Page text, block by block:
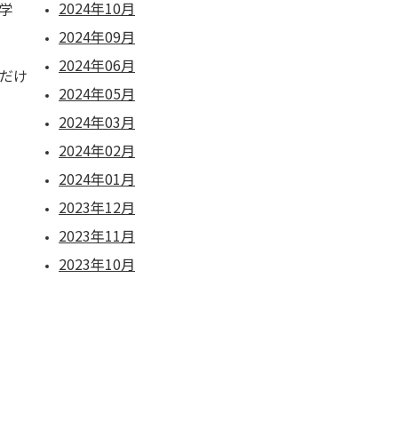
け
2024年10月
2024年09月
2024年06月
2024年05月
2024年03月
2024年02月
2024年01月
2023年12月
2023年11月
2023年10月